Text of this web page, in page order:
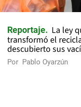
Reportaje
La ley
transformó el
descubierto sus
Por Pablo Oyarzún